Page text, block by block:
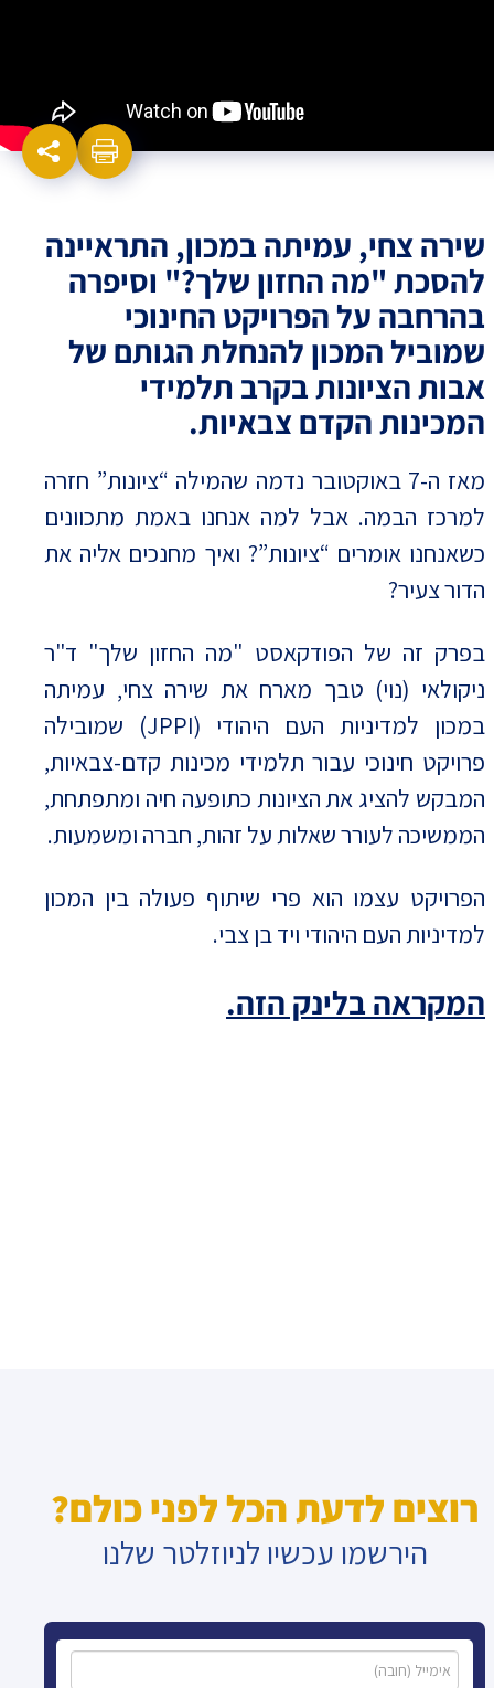
שירה צחי, עמיתה במכון, התראיינה
להסכת "מה החזון שלך?" וסיפרה
בהרחבה על הפרויקט החינוכי
שמוביל המכון להנחלת הגותם של
אבות הציונות בקרב תלמידי
המכינות הקדם צבאיות.
מאז ה-7 באוקטובר נדמה שהמילה “ציונות” חזרה
למרכז הבמה. אבל למה אנחנו באמת מתכוונים
כשאנחנו אומרים “ציונות”? ואיך מחנכים אליה את
הדור צעיר?
בפרק זה של הפודקאסט "מה החזון שלך" ד"ר
ניקולאי (נוי) טבך מארח את שירה צחי, עמיתה
במכון למדיניות העם היהודי (JPPI) שמובילה
פרויקט חינוכי עבור תלמידי מכינות קדם-צבאיות,
המבקש להציג את הציונות כתופעה חיה ומתפתחת,
הממשיכה לעורר שאלות על זהות, חברה ומשמעות.
הפרויקט עצמו הוא פרי שיתוף פעולה בין המכון
למדיניות העם היהודי ויד בן צבי.
המקראה בלינק הזה.
רוצים לדעת הכל לפני כולם?
הירשמו עכשיו לניוזלטר שלנו